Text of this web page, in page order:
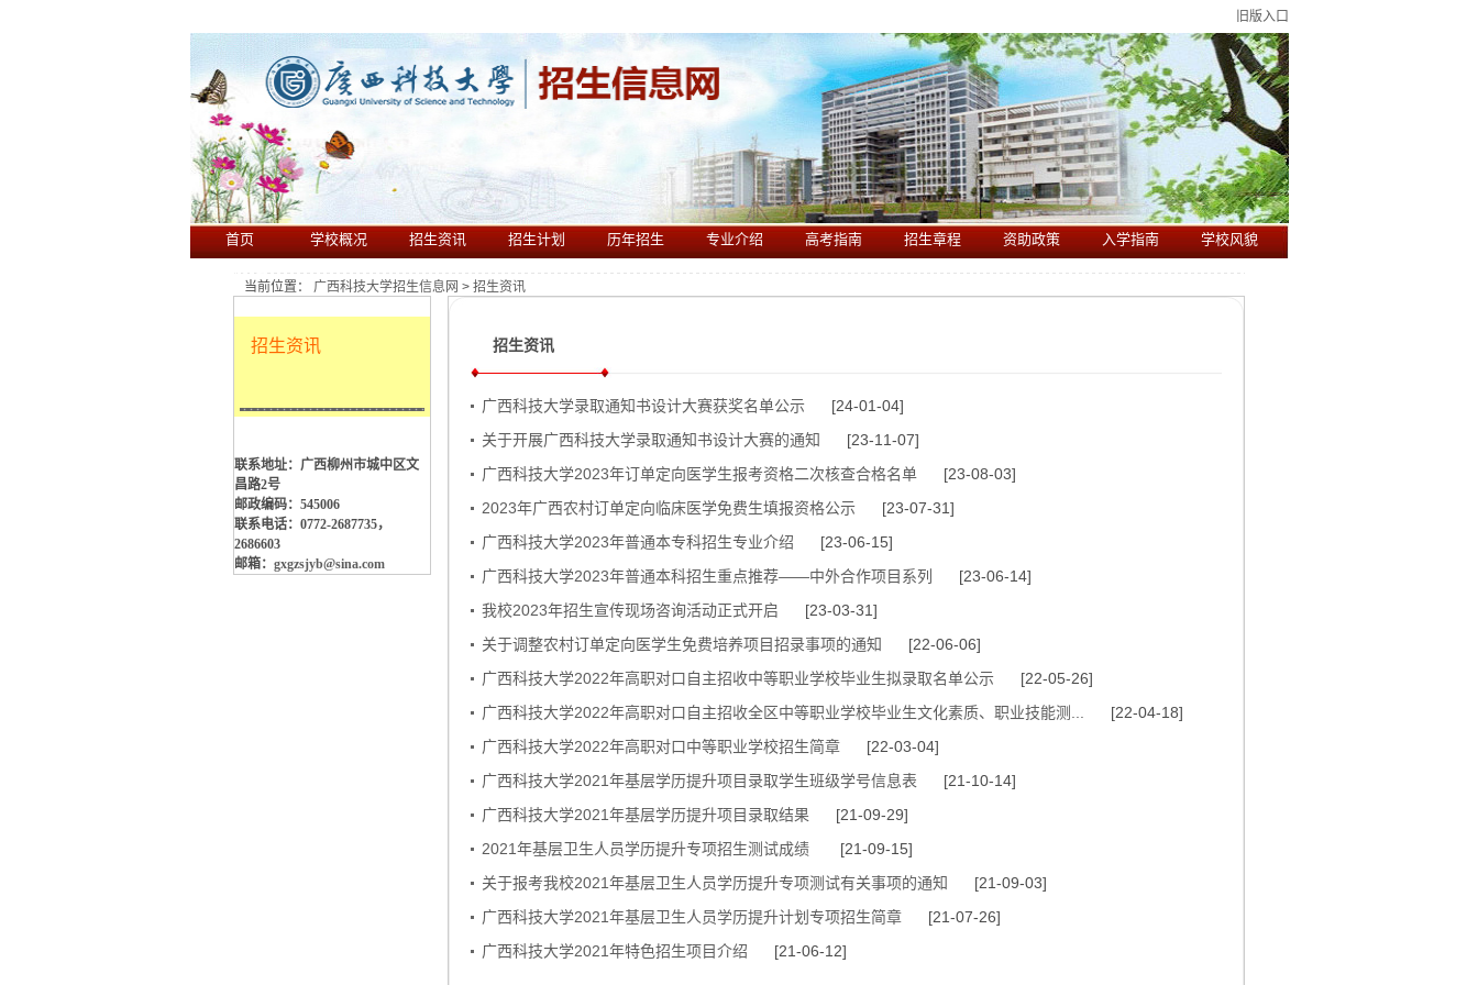
旧版入口
首页 学校概况 招生资讯 招生计划 历年招生 专业介绍 高考指南 招生章程 资助政策 入学指南
学校风貌
录取查询
当前位置： 广西科技大学招生信息网 > 招生资讯
招生资讯
联系地址：广西柳州市城中区文
昌路2号
邮政编码：545006
联系电话：0772-2687735，
2686603
邮箱： gxgzsjyb@sina.com
招生资讯
广西科技大学录取通知书设计大赛获奖名单公示 [24-01-04]
关于开展广西科技大学录取通知书设计大赛的通知
[23-11-07]
广西科技大学2023年订单定向医学生报考资格二次核查合格名单 [23-08-03]
2023年广西农村订单定向临床医学免费生填报资格公示 [23-07-31]
广西科技大学2023年普通本专科招生专业介绍 [23-06-15]
广西科技大学2023年普通本科招生重点推荐——中外合作项目系列
[23-06-14]
我校2023年招生宣传现场咨询活动正式开启 [23-03-31]
关于调整农村订单定向医学生免费培养项目招录事项的通知
[22-06-06]
广西科技大学2022年高职对口自主招收中等职业学校毕业生拟录取名单公示 [22-05-26]
广西科技大学2022年高职对口自主招收全区中等职业学校毕业生文化素质、职业技能测...
[22-04-18]
广西科技大学2022年高职对口中等职业学校招生简章 [22-03-04]
广西科技大学2021年基层学历提升项目录取学生班级学号信息表 [21-10-14]
广西科技大学2021年基层学历提升项目录取结果 [21-09-29]
2021年基层卫生人员学历提升专项招生测试成绩
[21-09-15]
关于报考我校2021年基层卫生人员学历提升专项测试有关事项的通知
[21-09-03]
广西科技大学2021年基层卫生人员学历提升计划专项招生简章 [21-07-26]
广西科技大学2021年特色招生项目介绍 [21-06-12]